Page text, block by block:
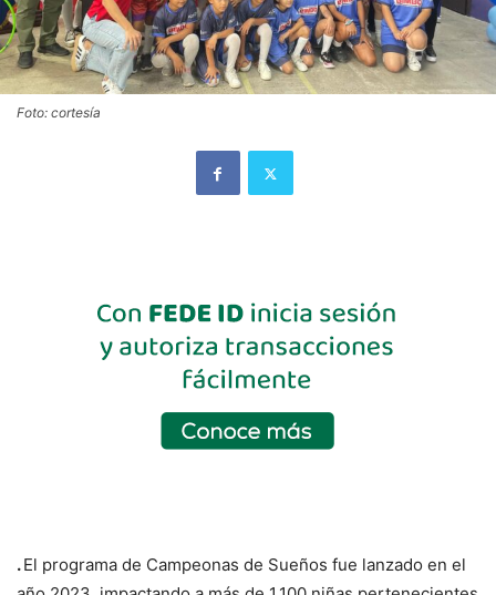
Foto: cortesía
.El programa de Campeonas de Sueños fue lanzado en el